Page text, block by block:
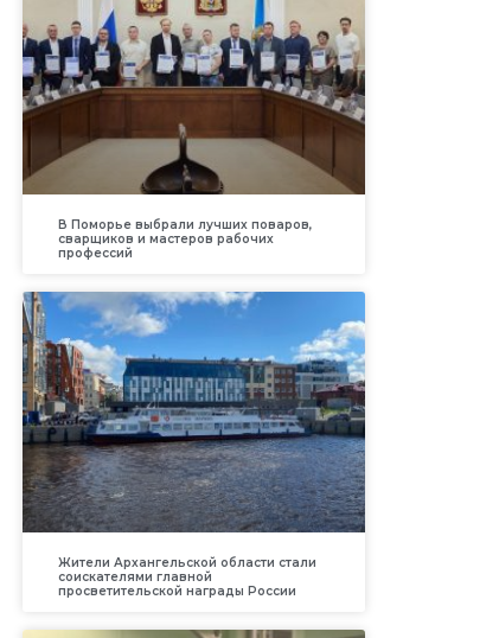
В Поморье выбрали лучших поваров,
сварщиков и мастеров рабочих
профессий
Жители Архангельской области стали
соискателями главной
просветительской награды России